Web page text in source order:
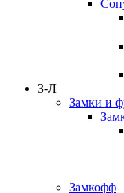
З-Л
Замки и
Замкофф